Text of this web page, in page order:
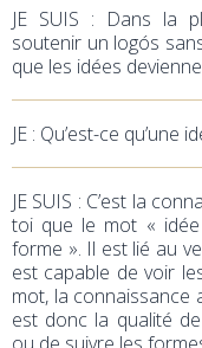
JE SUIS : Dans la
soutenir un logós
que les idées
JE : Qu’est-ce qu’une
JE SUIS : C’est la
toi que le mot «
forme ». Il est lié au
est capable de voir
mot, la connaissance
est donc la qualité